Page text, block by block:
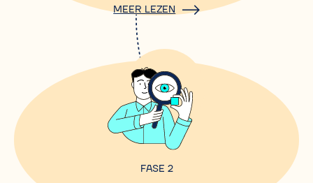
MEER LEZEN
FASE 2